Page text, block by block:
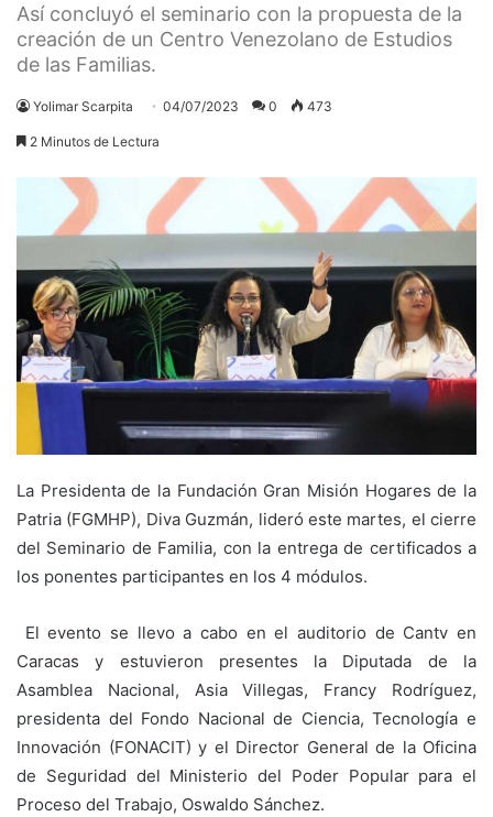
Así concluyó el seminario con la propuesta de la
creación de un Centro Venezolano de Estudios
de las Familias.
Yolimar Scarpita 04/07/2023 0 473
2 Minutos de Lectura
La Presidenta de la Fundación Gran Misión Hogares de la
Patria (FGMHP), Diva Guzmán, lideró este martes, el cierre
del Seminario de Familia, con la entrega de certificados a
los ponentes participantes en los 4 módulos.
El evento se llevo a cabo en el auditorio de Cantv en
Caracas y estuvieron presentes la Diputada de la
Asamblea Nacional, Asia Villegas, Francy Rodríguez,
presidenta del Fondo Nacional de Ciencia, Tecnología e
Innovación (FONACIT) y el Director General de la Oficina
de Seguridad del Ministerio del Poder Popular para el
Proceso del Trabajo, Oswaldo Sánchez.